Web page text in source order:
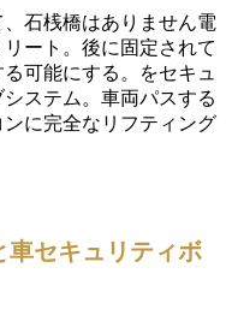
石桟橋はありません電
ート。後に固定されて
可能にする。をセキュ
ステム。車両パスする
に完全なリフティング
車セキュリティボ